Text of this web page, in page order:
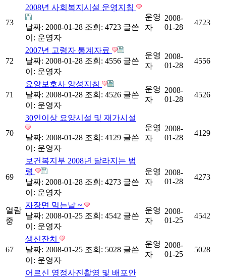
73
2008년 사회복지시설 운영지침
날짜: 2008-01-28 조회: 4723 글쓴
이: 운영자
운영
자
2008-
01-28
4723
72
2007년 고령자 통계자료
날짜: 2008-01-28 조회: 4556 글쓴
이: 운영자
운영
자
2008-
01-28
4556
71
요양보호사 양성지침
날짜: 2008-01-28 조회: 4526 글쓴
이: 운영자
운영
자
2008-
01-28
4526
70
30인이상 요양시설 및 재가시설
날짜: 2008-01-28 조회: 4129 글쓴
이: 운영자
운영
자
2008-
01-28
4129
69
보건복지부 2008년 달라지는 법
령
날짜: 2008-01-28 조회: 4273 글쓴
이: 운영자
운영
자
2008-
01-28
4273
열람
중
자장면 먹는날 ~
날짜: 2008-01-25 조회: 4542 글쓴
이: 운영자
운영
자
2008-
01-25
4542
67
생신잔치
날짜: 2008-01-25 조회: 5028 글쓴
이: 운영자
운영
자
2008-
01-25
5028
어르신 영정사진촬영 및 배포안